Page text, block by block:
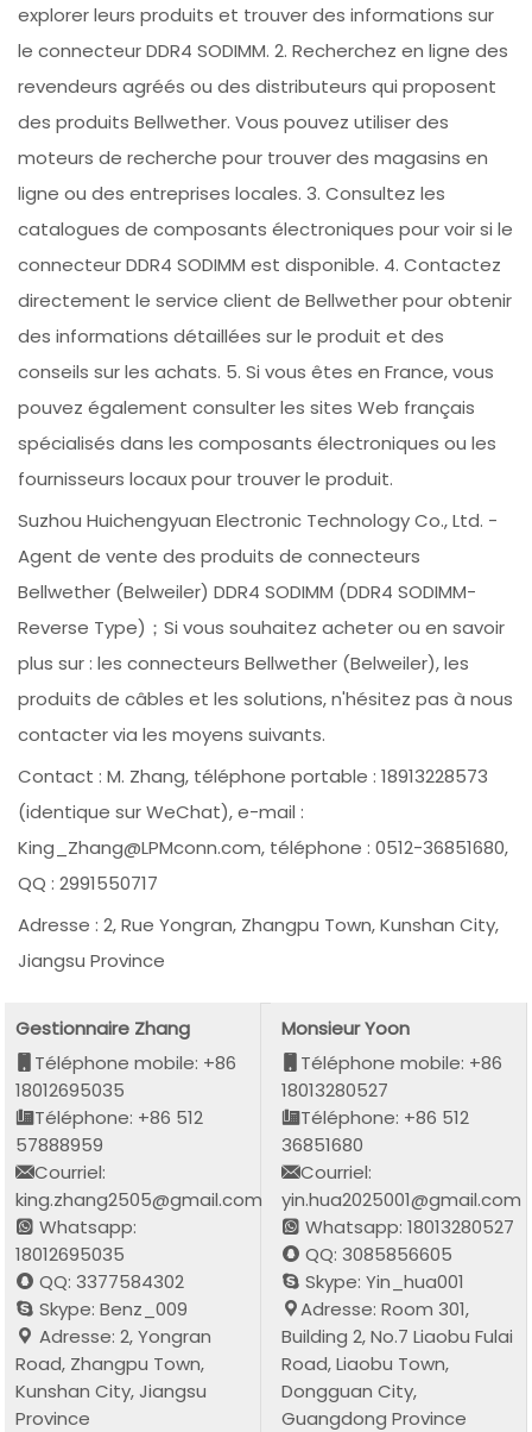
explorer leurs produits et trouver des informations sur
le connecteur DDR4 SODIMM. 2. Recherchez en ligne des
revendeurs agréés ou des distributeurs qui proposent
des produits Bellwether. Vous pouvez utiliser des
moteurs de recherche pour trouver des magasins en
ligne ou des entreprises locales. 3. Consultez les
catalogues de composants électroniques pour voir si le
connecteur DDR4 SODIMM est disponible. 4. Contactez
directement le service client de Bellwether pour obtenir
des informations détaillées sur le produit et des
conseils sur les achats. 5. Si vous êtes en France, vous
pouvez également consulter les sites Web français
spécialisés dans les composants électroniques ou les
fournisseurs locaux pour trouver le produit.
Suzhou Huichengyuan Electronic Technology Co., Ltd. -
Agent de vente des produits de connecteurs
Bellwether (Belweiler) DDR4 SODIMM (DDR4 SODIMM-
Reverse Type)；Si vous souhaitez acheter ou en savoir
plus sur : les connecteurs Bellwether (Belweiler), les
produits de câbles et les solutions, n'hésitez pas à nous
contacter via les moyens suivants.
Contact : M. Zhang, téléphone portable : 18913228573
(identique sur WeChat), e-mail :
King_Zhang@LPMconn.com, téléphone : 0512-36851680,
QQ : 2991550717
Adresse : 2, Rue Yongran, Zhangpu Town, Kunshan City,
Jiangsu Province
Gestionnaire Zhang
Téléphone mobile: +86
18012695035
Téléphone: +86 512
57888959
Courriel:
king.zhang2505@gmail.com
Whatsapp:
18012695035
QQ: 3377584302
Skype: Benz_009
Adresse: 2, Yongran
Road, Zhangpu Town,
Kunshan City, Jiangsu
Province
Monsieur Yoon
Téléphone mobile: +86
18013280527
Téléphone: +86 512
36851680
Courriel:
yin.hua2025001@gmail.com
Whatsapp: 18013280527
QQ: 3085856605
Skype: Yin_hua001
Adresse: Room 301,
Building 2, No.7 Liaobu Fulai
Road, Liaobu Town,
Dongguan City,
Guangdong Province